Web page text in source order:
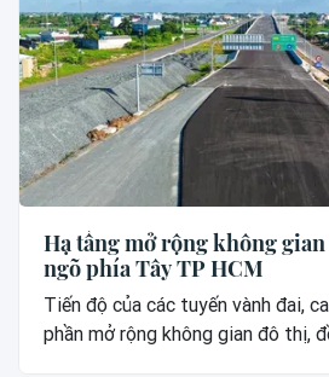
Hạ tầng mở rộng không
ngõ phía Tây TP HCM
Tiến độ của các tuyến vành đai,
phần mở rộng không gian đô thị,